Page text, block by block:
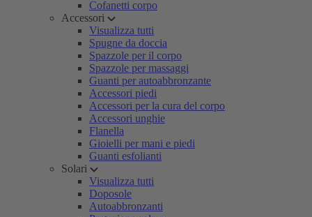
Cofanetti corpo
Accessori
Visualizza tutti
Spugne da doccia
Spazzole per il corpo
Spazzole per massaggi
Guanti per autoabbronzante
Accessori piedi
Accessori per la cura del corpo
Accessori unghie
Flanella
Gioielli per mani e piedi
Guanti esfolianti
Solari
Visualizza tutti
Doposole
Autoabbronzanti